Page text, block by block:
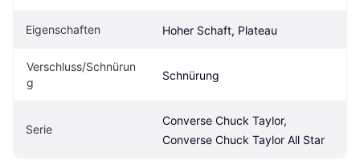
Eigenschaften Hoher Schaft, Plateau
Verschluss/Schnürun
g
Schnürung
Serie
Converse Chuck Taylor,
Converse Chuck Taylor All Star